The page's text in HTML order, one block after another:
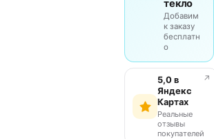
текло
Добавим
к заказу
бесплатн
о
5,0 в
Яндекс
Картах
Реальные
отзывы
покупателей
↗